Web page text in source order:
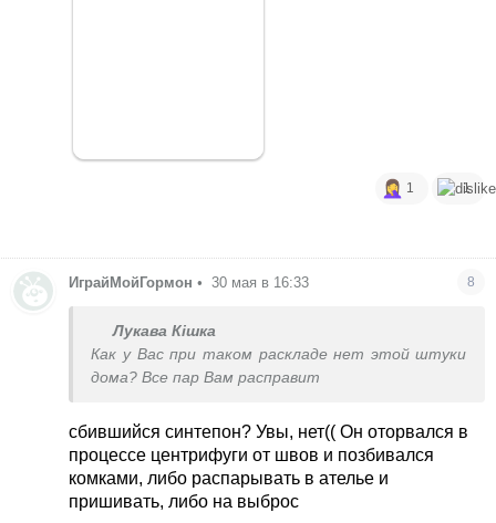
1 1
ИграйМойГормон • 30 мая в 16:33 8
Лукава Кішка
Как у Вас при таком раскладе нет этой штуки
дома? Все пар Вам расправит
сбившийся синтепон? Увы, нет(( Он оторвался в
процессе центрифуги от швов и позбивался
комками, либо распарывать в ателье и
пришивать, либо на выброс